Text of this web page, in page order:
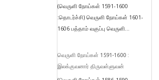
(வெருளி நோய்கள் 1591-1600
:தொடர்ச்சி) வெருளி நோய்கள் 1601-
1606 பத்தாம் வகுப்பு வெருளி...
வெருளி நோய்கள் 1591-1600 :
இலக்குவனார் திருவள்ளுவன்